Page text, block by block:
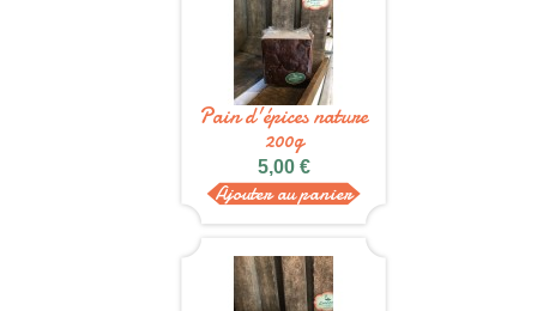
Pain d'épices nature
200g
5,00 €
Ajouter au panier